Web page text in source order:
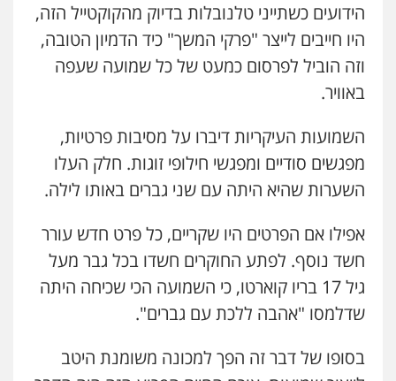
הידועים כשתייני טלנובלות בדיוק מהקוקטייל הזה,
היו חייבים לייצר "פרקי המשך" כיד הדמיון הטובה,
וזה הוביל לפרסום כמעט של כל שמועה שעפה
באוויר.
השמועות העיקריות דיברו על מסיבות פרטיות,
מפגשים סודיים ומפגשי חילופי זוגות. חלק העלו
השערות שהיא היתה עם שני גברים באותו לילה.
אפילו אם הפרטים היו שקריים, כל פרט חדש עורר
חשד נוסף. לפתע החוקרים חשדו בכל גבר מעל
גיל 17 בריו קוארטו, כי השמועה הכי שכיחה היתה
שדלמסו "אהבה ללכת עם גברים".
בסופו של דבר זה הפך למכונה משומנת היטב